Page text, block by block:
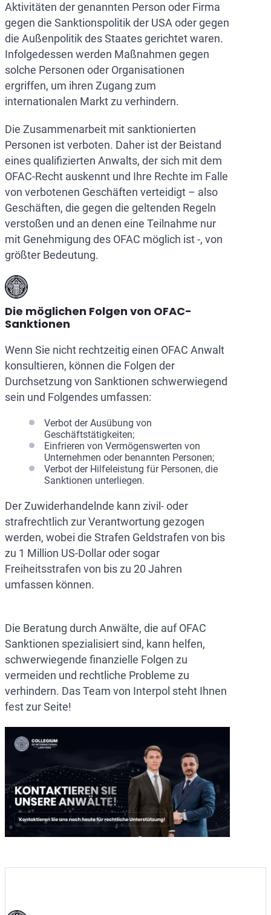
Aktivitäten der genannten Person oder Firma
gegen die Sanktionspolitik der USA oder gegen
die Außenpolitik des Staates gerichtet waren.
Infolgedessen werden Maßnahmen gegen
solche Personen oder Organisationen
ergriffen, um ihren Zugang zum
internationalen Markt zu verhindern.
Die Zusammenarbeit mit sanktionierten
Personen ist verboten. Daher ist der Beistand
eines qualifizierten Anwalts, der sich mit dem
OFAC-Recht auskennt und Ihre Rechte im Falle
von verbotenen Geschäften verteidigt – also
Geschäften, die gegen die geltenden Regeln
verstoßen und an denen eine Teilnahme nur
mit Genehmigung des OFAC möglich ist -, von
größter Bedeutung.
Die möglichen Folgen von OFAC-
Sanktionen
Wenn Sie nicht rechtzeitig einen OFAC Anwalt
konsultieren, können die Folgen der
Durchsetzung von Sanktionen schwerwiegend
sein und Folgendes umfassen:
Verbot der Ausübung von
Geschäftstätigkeiten;
Einfrieren von Vermögenswerten von
Unternehmen oder benannten Personen;
Verbot der Hilfeleistung für Personen, die
Sanktionen unterliegen.
Der Zuwiderhandelnde kann zivil- oder
strafrechtlich zur Verantwortung gezogen
werden, wobei die Strafen Geldstrafen von bis
zu 1 Million US-Dollar oder sogar
Freiheitsstrafen von bis zu 20 Jahren
umfassen können.
Die Beratung durch Anwälte, die auf OFAC
Sanktionen spezialisiert sind, kann helfen,
schwerwiegende finanzielle Folgen zu
vermeiden und rechtliche Probleme zu
verhindern. Das Team von Interpol steht Ihnen
fest zur Seite!